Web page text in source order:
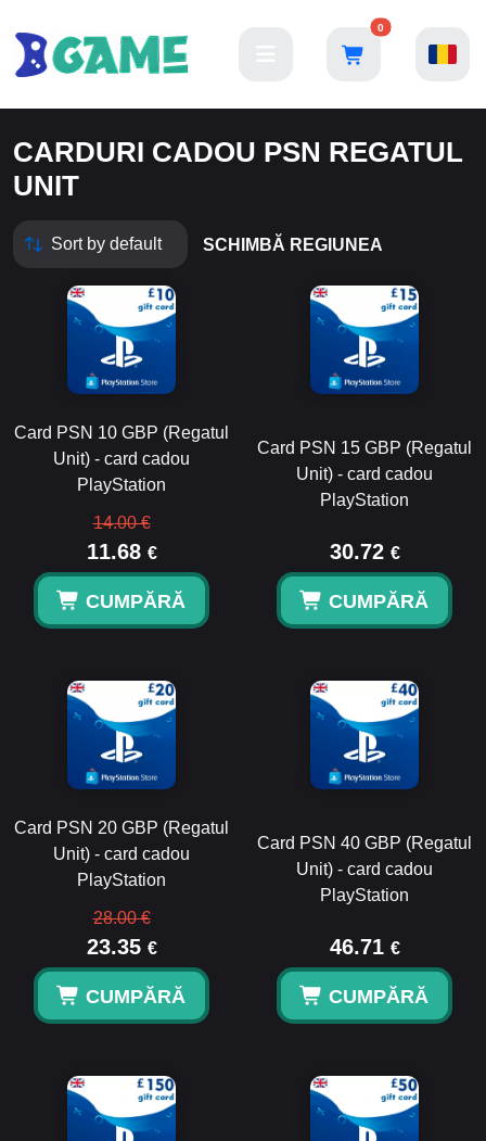
0
CARDURI CADOU PSN REGATUL
UNIT
SCHIMBĂ REGIUNEA
Card PSN 10 GBP (Regatul
Unit) - card cadou
PlayStation
14.00 €
11.68 €
CUMPĂRĂ
Card PSN 15 GBP (Regatul
Unit) - card cadou
PlayStation
30.72 €
CUMPĂRĂ
Card PSN 20 GBP (Regatul
Unit) - card cadou
PlayStation
28.00 €
23.35 €
CUMPĂRĂ
Card PSN 40 GBP (Regatul
Unit) - card cadou
PlayStation
46.71 €
CUMPĂRĂ